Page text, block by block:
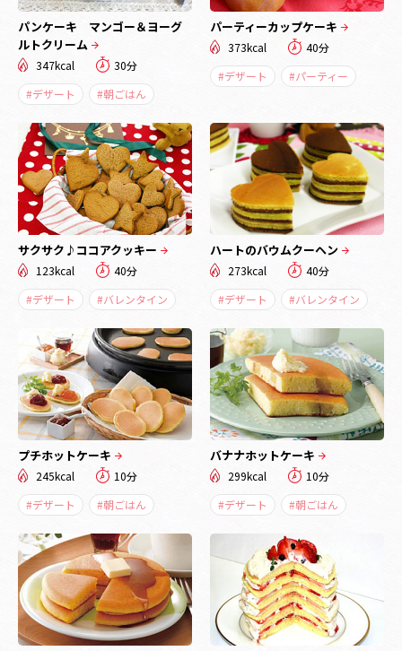
パンケーキ マンゴー＆ヨーグ
ルトクリーム
347kcal
30分
#デザート
#朝ごはん
パーティーカップケーキ
373kcal
40分
#デザート
#パーティー
サクサク♪ココアクッキー
123kcal
40分
#デザート
#バレンタイン
ハートのバウムクーヘン
273kcal
40分
#デザート
#バレンタイン
プチホットケーキ
245kcal
10分
#デザート
#朝ごはん
バナナホットケーキ
299kcal
10分
#デザート
#朝ごはん